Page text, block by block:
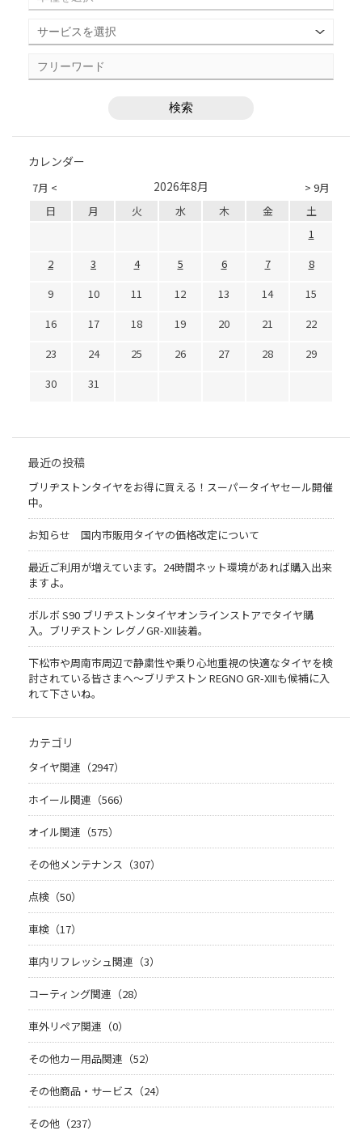
カレンダー
7月 < > 9月
2026年8月
日 月 火 水 木 金
土
1
2
3 4 5 6 7
8
9
10 11 12 13 14
15
16
17 18 19 20 21
22
23
24 25 26 27 28
29
30
31
最近の投稿
ブリヂストンタイヤをお得に買える！スーパータイヤセール開催
中。
お知らせ 国内市販用タイヤの価格改定について
最近ご利用が増えています。24時間ネット環境があれば購入出来
ますよ。
ボルボ S90 ブリヂストンタイヤオンラインストアでタイヤ購
入。ブリヂストン レグノGR-XIII装着。
下松市や周南市周辺で静粛性や乗り心地重視の快適なタイヤを検
討されている皆さまへ〜ブリヂストン REGNO GR-XIIIも候補に入
れて下さいね。
カテゴリ
タイヤ関連（2947）
ホイール関連（566）
オイル関連（575）
その他メンテナンス（307）
点検（50）
車検（17）
車内リフレッシュ関連（3）
コーティング関連（28）
車外リペア関連（0）
その他カー用品関連（52）
その他商品・サービス（24）
その他（237）